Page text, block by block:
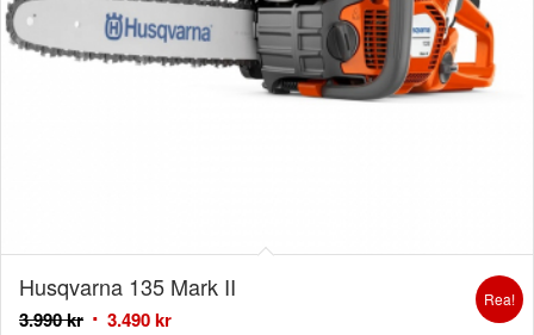
Husqvarna 135 Mark II
3.990kr 3.490kr
Rea!